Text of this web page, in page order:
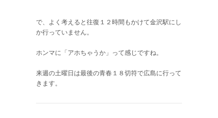
で、よく考えると往復１２時間もかけて金沢駅にし
か行っていません。
ホンマに「アホちゃうか」って感じですね。
来週の土曜日は最後の青春１８切符で広島に行って
きます。